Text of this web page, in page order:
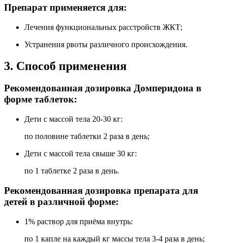
Препарат применяется для:
Лечения функциональных расстройств ЖКТ;
Устранения рвоты различного происхождения.
3. Способ применения
Рекомендованная дозировка Домперидона в
форме таблеток:
Дети с массой тела 20-30 кг:
по половине таблетки 2 раза в день;
Дети с массой тела свыше 30 кг:
по 1 таблетке 2 раза в день.
Рекомендованная дозировка препарата для
детей в различной форме:
1% раствор для приёма внутрь:
по 1 капле на каждый кг массы тела 3-4 раза в день;